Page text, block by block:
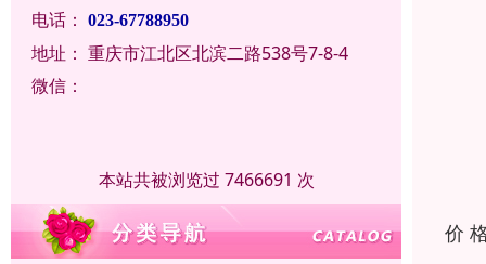
电话： 023-67788950
地址： 重庆市江北区北滨二路538号7-8-4
微信：
本站共被浏览过 7466691 次
价